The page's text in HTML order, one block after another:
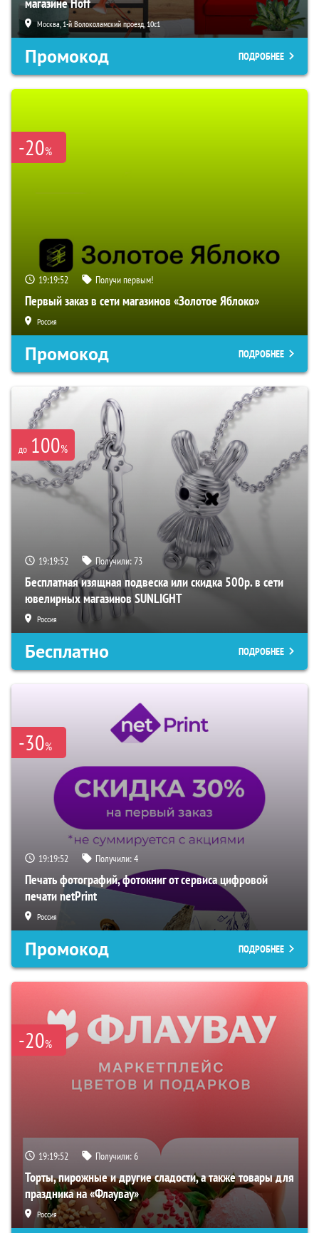
Москва, 1-й Волоколамский проезд, 10с1
Промокод ПОДРОБНЕЕ
-20%
19:19:51 Получи первым!
Первый заказ в сети магазинов «Золотое Яблоко»
Россия
Промокод ПОДРОБНЕЕ
до 100%
19:19:51 Получили:73
Бесплатная изящная подвеска или скидка 500р. в сети
ювелирных магазинов SUNLIGHT
Россия
Бесплатно ПОДРОБНЕЕ
-30%
19:19:51 Получили:4
Печать фотографий, фотокниг от сервиса цифровой
печати netPrint
Россия
Промокод ПОДРОБНЕЕ
-20%
19:19:51 Получили:6
Торты, пирожные и другие сладости, а также товары для
праздника на «Флаувау»
Россия